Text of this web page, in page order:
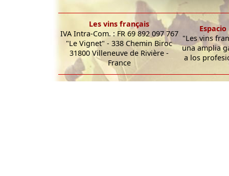
Les vins français
IVA Intra-Com. : FR 69 892 097 767
"Le Vignet" - 338 Chemin Biroc
31800 Villeneuve de Rivière -
France
"Les vins
una amplia
a los